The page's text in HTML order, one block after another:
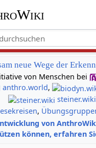
neue Wege der
von Menschen bei
anthro.world,
steiner.wiki
,
von
können, erfahren